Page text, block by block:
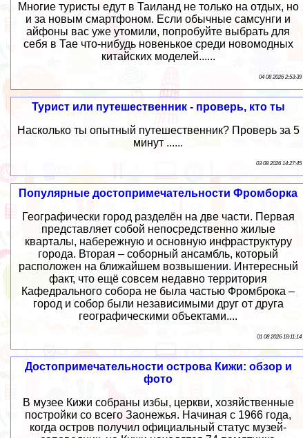
Многие туристы едут в Таиланд не только на отдых, но
и за новым смартфоном. Если обычные самсунги и
айфоны вас уже утомили, попробуйте выбрать для
себя в Тае что-нибудь новенькое среди новомодных
китайских моделей......
04 08 2026 2:53:39
Турист или путешественник - проверь, кто ты
Насколько ты опытный путешественник? Проверь за 5
минут ......
03 08 2026 14:27:45
Популярные достопримечательности Фромборка
Географически город разделён на две части. Первая
представляет собой непосредственно жилые
кварталы, набережную и основную инфраструктуру
города. Вторая – соборный ансамбль, который
расположен на ближайшем возвышении. Интересный
факт, что ещё совсем недавно территория
Кафедрального собора не была частью Фромброка –
город и собор были независимыми друг от друга
географическими объектами....
01 08 2026 18:11:14
Достопримечательности острова Кижи: обзор и
фото
В музее Кижи собраны избы, церкви, хозяйственные
постройки со всего Заонежья. Начиная с 1966 года,
когда остров получил официальный статус музей-